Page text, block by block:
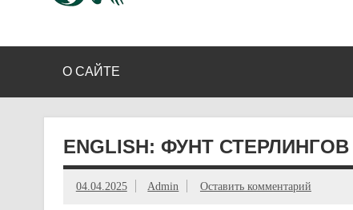
О САЙТЕ
ENGLISH: ФУНТ СТЕРЛИНГОВ
04.04.2025 Admin Оставить комментарий